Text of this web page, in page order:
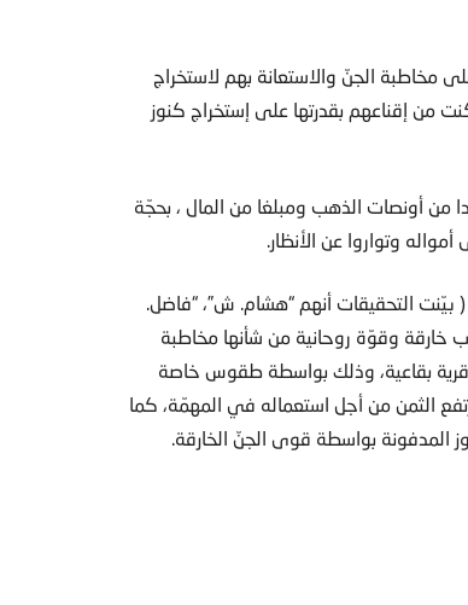
مخاطبة الجنّ والاستعانة بهم لاستخراج
من إقناعهم بقدرتها على إستخراج كنوز
من أونصات الذهب ومبلغا من المال ، بحجّة
وتواروا عن الأنظار.
بيّنت التحقيقات أنهم “هشام. ش”، “فاضل.
وقوّة روحانية من شأنها مخاطبة
بقاعية، وذلك بواسطة طقوس خاصة
الثمن من أجل استعماله في المهمّة، كما
المدفونة بواسطة قوى الجنّ الخارقة.